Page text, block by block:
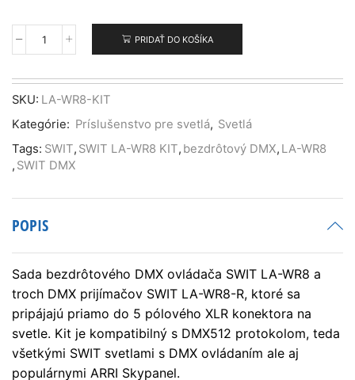
množstvo
LA-
WR8-
bezdrôtový
DMX
ovládač
3x
PRIDAŤ DO KOŠÍKA
SKU: LA-WR8-KIT
Kategórie: Príslušenstvo pre svetlá, Svetlá
Tags: SWIT, SWIT LA-WR8 KIT, bezdrôtový DMX, LA-WR8
, SWIT DMX
POPIS
Sada bezdrôtového DMX ovládača SWIT LA-WR8 a
troch DMX prijímačov SWIT LA-WR8-R, ktoré sa
pripájajú priamo do 5 pólového XLR konektora na
svetle. Kit je kompatibilný s DMX512 protokolom, teda
všetkými SWIT svetlami s DMX ovládaním ale aj
populárnymi ARRI Skypanel.